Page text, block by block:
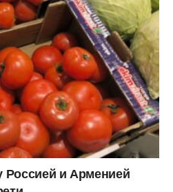
Россией и Арменией